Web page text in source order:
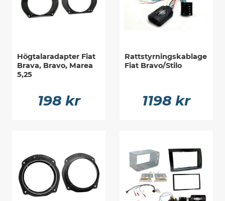
Högtalaradapter Fiat
Brava, Bravo, Marea
5,25
198 kr
Rattstyrningskablage
Fiat Bravo/Stilo
1198 kr